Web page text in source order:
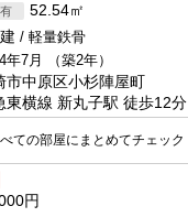
52.54㎡
軽量鉄骨
年7月
（築2年）
市中原区小杉陣屋町
東横線 新丸子駅 徒歩12分
ての部屋にまとめてチェック
円